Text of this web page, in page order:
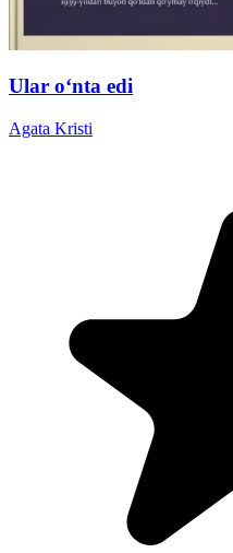
Ular oʻnta edi
Agata Kristi